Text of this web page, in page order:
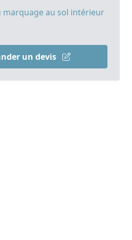
marquage au sol intérieur
un devis